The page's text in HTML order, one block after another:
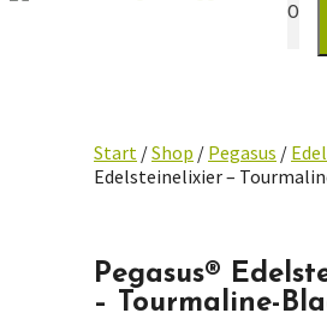
0
Start /Shop / Pegasus /
Edelsteinelixier –
Pegasus®
– Tourmaline-